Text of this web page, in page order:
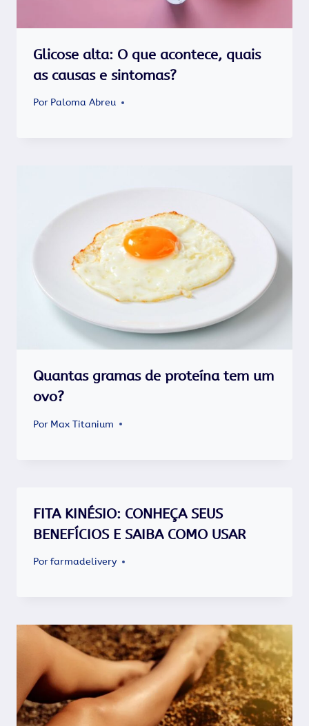
Glicose alta: O que acontece, quais
as causas e sintomas?
Por Paloma Abreu
Quantas gramas de proteína tem um
ovo?
Por Max Titanium
FITA KINÉSIO: CONHEÇA SEUS
BENEFÍCIOS E SAIBA COMO USAR
Porfarmadelivery